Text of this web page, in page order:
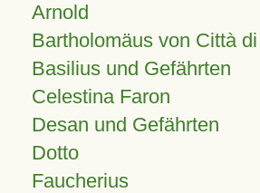
Arnold
Bartholomäus von Città
Basilius und Gefährten
Celestina Faron
Desan und Gefährten
Dotto
Faucherius